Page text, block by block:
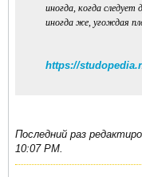
иногда, когда следует
иногда же, угождая
https://
Последний раз
10:07 PM.